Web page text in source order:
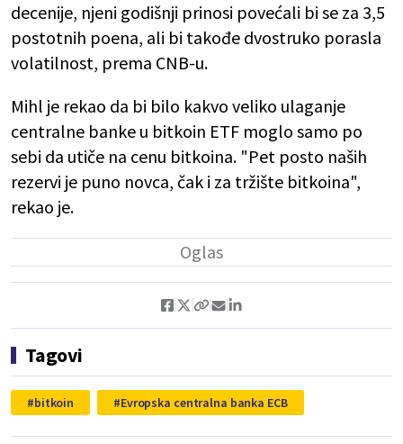
decenije, njeni godišnji prinosi povećali bi se za 3,5
postotnih poena, ali bi takođe dvostruko porasla
volatilnost, prema CNB-u.
Mihl je rekao da bi bilo kakvo veliko ulaganje
centralne banke u bitkoin ETF moglo samo po
sebi da utiče na cenu bitkoina. "Pet posto naših
rezervi je puno novca, čak i za tržište bitkoina",
rekao je.
Tagovi
bitkoin Evropska centralna banka ECB